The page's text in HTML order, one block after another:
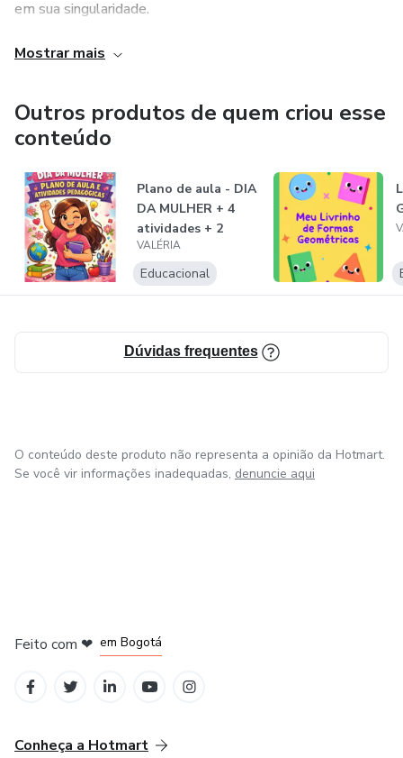
em sua singularidade.
Sou apaixonada pelo que faço e acredito em uma educação
não só o aprender, mas também as pessoas envolvidas
nesse processo.
Mostrar mais
Outros produtos de quem criou esse
conteúdo
Plano de aula - DIA
DA MULHER + 4
atividades + 2
lições de c...
VALÉRIA
Educacional
Dúvidas frequentes
O conteúdo deste produto não representa a opinião da Hotmart.
Se você vir informações inadequadas, denuncie aqui
Feito com ❤ em Bogotá
Conheça a Hotmart